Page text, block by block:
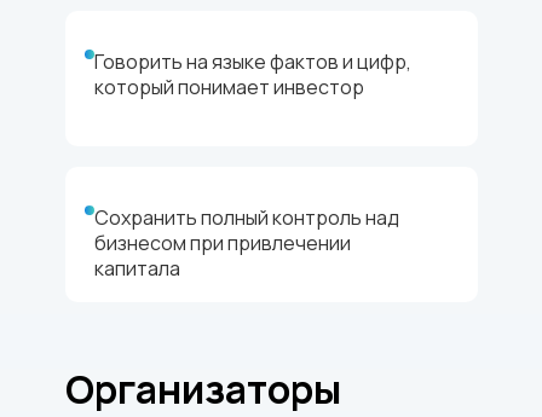
Сохранить полный контроль над
бизнесом при привлечении
капитала
Говорить на языке фактов и цифр,
который понимает инвестор
Организаторы